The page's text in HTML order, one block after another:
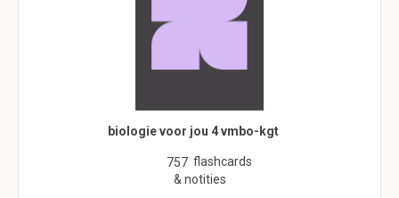
biologie voor jou 4 vmbo-kgt
757 flashcards
& notities